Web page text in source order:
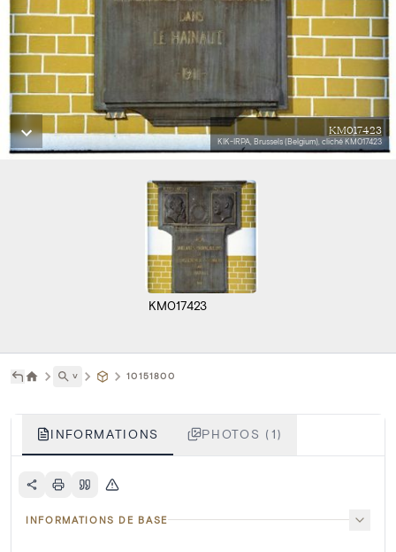
KM017423
KIK-IRPA, Brussels (Belgium), cliché KM017423
KM017423
˅ 10151800
INFORMATIONS PHOTOS (1)
INFORMATIONS DE BASE